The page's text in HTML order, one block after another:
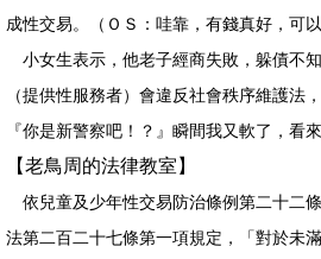
成性交易。（ＯＳ：哇靠，有錢真好，可
小女生表示，他老子經商失敗，躲債不
（提供性服務者）會違反社會秩序維護
『你是新警察吧！？』瞬間我又軟了，看
【老鳥周的法律教室】
依兒童及少年性交易防治條例第二十二
法第二百二十七條第一項規定，「對於未